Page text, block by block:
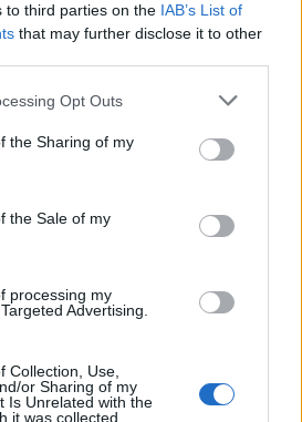
to third parties on the IAB’s List of
that may further disclose it to other
Opt Outs
the Sharing of my
the Sale of my
processing my
Advertising.
Collection, Use,
or Sharing of my
Is Unrelated with the
it was collected.
med
final inför